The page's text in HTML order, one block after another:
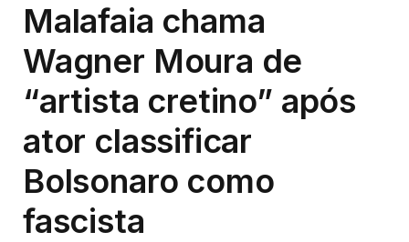
Malafaia chama
Wagner Moura de
“artista cretino” após
ator classificar
Bolsonaro como
fascista